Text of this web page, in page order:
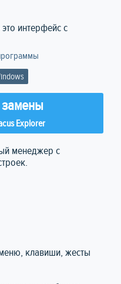
интерфейс с
замены
Explorer
менеджер с
клавиши, жесты